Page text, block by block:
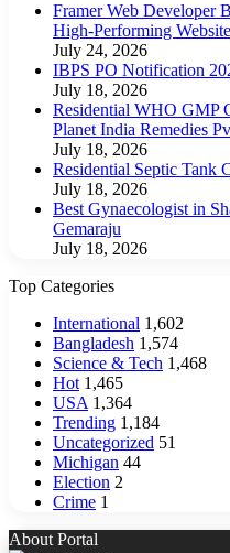
Framer Web Developer
High-Performing
July 24, 2026
IBPS PO Notification
July 18, 2026
Residential WHO GMP
Planet India Remedies
July 18, 2026
Residential Septic Tank
July 18, 2026
Best Gynaecologist in
Gemaraju
July 18, 2026
Top Categories
International 1,602
Bangladesh 1,574
Science & Tech 1,468
Hot 1,465
USA 1,364
Trending 1,184
Uncategorized 51
Michigan 44
Election 2
Crime 1
About Portal